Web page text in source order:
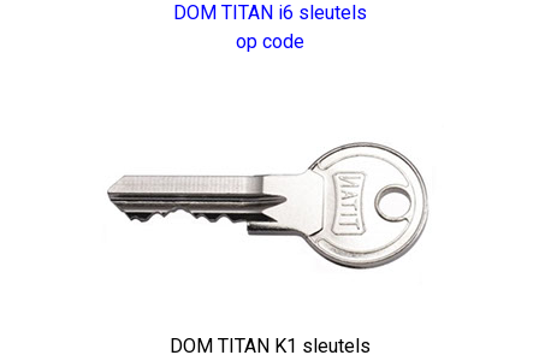
DOM TITAN i6 sleutels
op code
DOM TITAN K1 sleutels